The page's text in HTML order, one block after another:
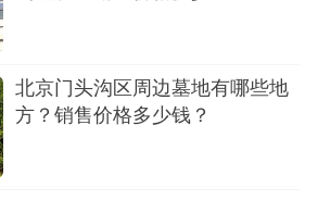
著名天下第一台--戒台寺，峰峦
蜿延起伏状，甚为生动。 万佛
龙首稍弯，略带逆峰，为弯月
400-0970680
北京门头沟区周边墓地有哪些地
方？销售价格多少钱？